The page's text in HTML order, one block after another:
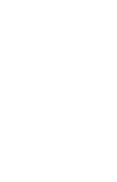
marcas favoritas con